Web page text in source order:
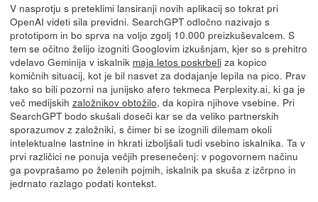
V nasprotju s preteklimi lansiranji novih aplikacij so tokrat pri
OpenAI videti sila previdni. SearchGPT odločno nazivajo s
prototipom in bo sprva na voljo zgolj 10.000 preizkuševalcem. S
tem se očitno želijo izogniti Googlovim izkušnjam, kjer so s prehitro
vdelavo Geminija v iskalnik maja letos poskrbeliza kopico
komičnih situacij, kot je bil nasvet za dodajanje lepila na pico. Prav
tako so bili pozorni na junijsko afero tekmeca Perplexity.ai, ki ga je
več medijskih založnikov obtožilo, da kopira njihove vsebine. Pri
SearchGPT bodo skušali doseči kar se da veliko partnerskih
sporazumov z založniki, s čimer bi se izognili dilemam okoli
intelektualne lastnine in hkrati izboljšali tudi vsebino iskalnika. Ta v
prvi različici ne ponuja večjih presenečenj: v pogovornem načinu
ga povprašamo po želenih pojmih, iskalnik pa skuša z izčrpno in
jedrnato razlago podati kontekst.